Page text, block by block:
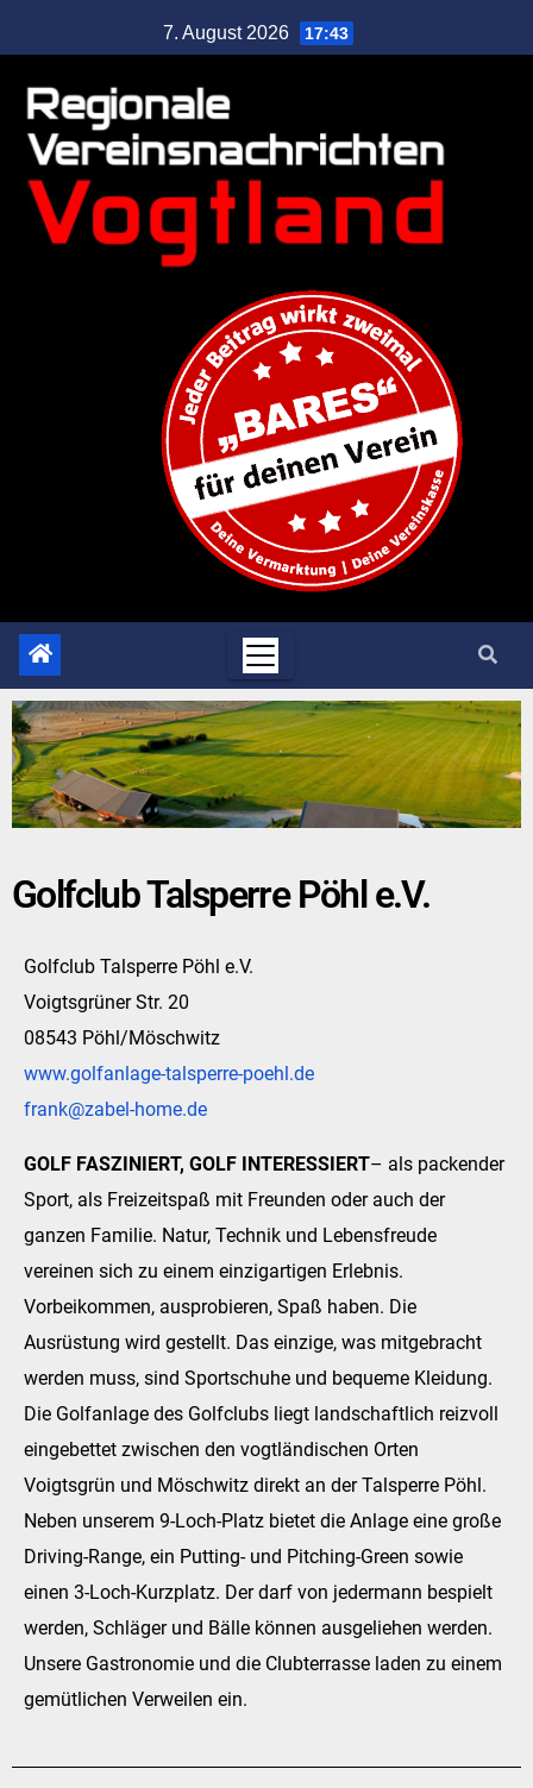
7. August 2026 17:43
Golfclub Talsperre Pöhl e.V.
Golfclub Talsperre Pöhl e.V.
Voigtsgrüner Str. 20
08543 Pöhl/Möschwitz
www.golfanlage-talsperre-poehl.de
frank@zabel-home.de
GOLF FASZINIERT, GOLF INTERESSIERT– als packender
Sport, als Freizeitspaß mit Freunden oder auch der
ganzen Familie. Natur, Technik und Lebensfreude
vereinen sich zu einem einzigartigen Erlebnis.
Vorbeikommen, ausprobieren, Spaß haben. Die
Ausrüstung wird gestellt. Das einzige, was mitgebracht
werden muss, sind Sportschuhe und bequeme Kleidung.
Die Golfanlage des Golfclubs liegt landschaftlich reizvoll
eingebettet zwischen den vogtländischen Orten
Voigtsgrün und Möschwitz direkt an der Talsperre Pöhl.
Neben unserem 9-Loch-Platz bietet die Anlage eine große
Driving-Range, ein Putting- und Pitching-Green sowie
einen 3-Loch-Kurzplatz. Der darf von jedermann bespielt
werden, Schläger und Bälle können ausgeliehen werden.
Unsere Gastronomie und die Clubterrasse laden zu einem
gemütlichen Verweilen ein.